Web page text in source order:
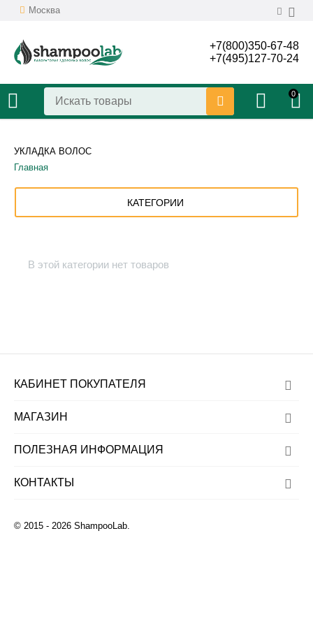
Москва
+7(800)350-67-48
+7(495)127-70-24
0
УКЛАДКА ВОЛОС
Главная
КАТЕГОРИИ
В этой категории нет товаров
КАБИНЕТ ПОКУПАТЕЛЯ
МАГАЗИН
ПОЛЕЗНАЯ ИНФОРМАЦИЯ
КОНТАКТЫ
© 2015 - 2026 ShampooLab.